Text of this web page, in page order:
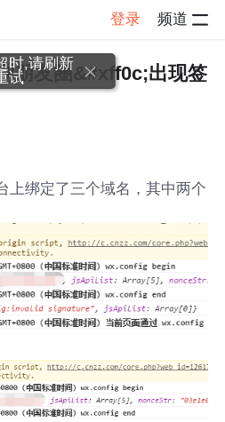
登录 频道
帖子详情
朋友圈&#xff0c;出现签
上绑定了三个域名，其中两个
时,请刷新
试